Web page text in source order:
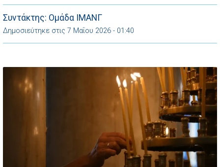
Συντάκτης: Ομάδα ΙΜΑΝΓ
Δημοσιεύτηκε στις 7 Μαΐου 2026 - 01:40